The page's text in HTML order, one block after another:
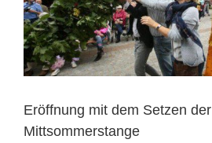
Eröffnung mit dem Setzen der
Mittsommerstange